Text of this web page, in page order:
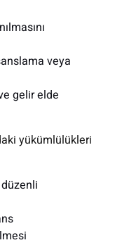
veya
gelir elde
yükümlülükleri